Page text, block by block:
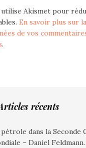
Akismet pour
En savoir plus sur
de vos
.
récents
dans la Seconde
– Daniel Feldmann.